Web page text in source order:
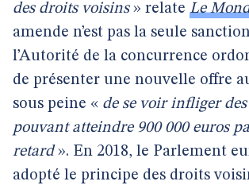
des droits voisins» relate Le
amende n’est pas la seule
l’Autorité de la concurrence
de présenter une nouvelle offre
sous peine « de se voir infliger
pouvant atteindre 900 000 euros
retard». En 2018, le Parlement
adopté le principe des droits